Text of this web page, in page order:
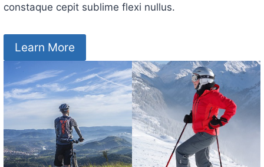
constaque cepit sublime flexi nullus.
Learn More